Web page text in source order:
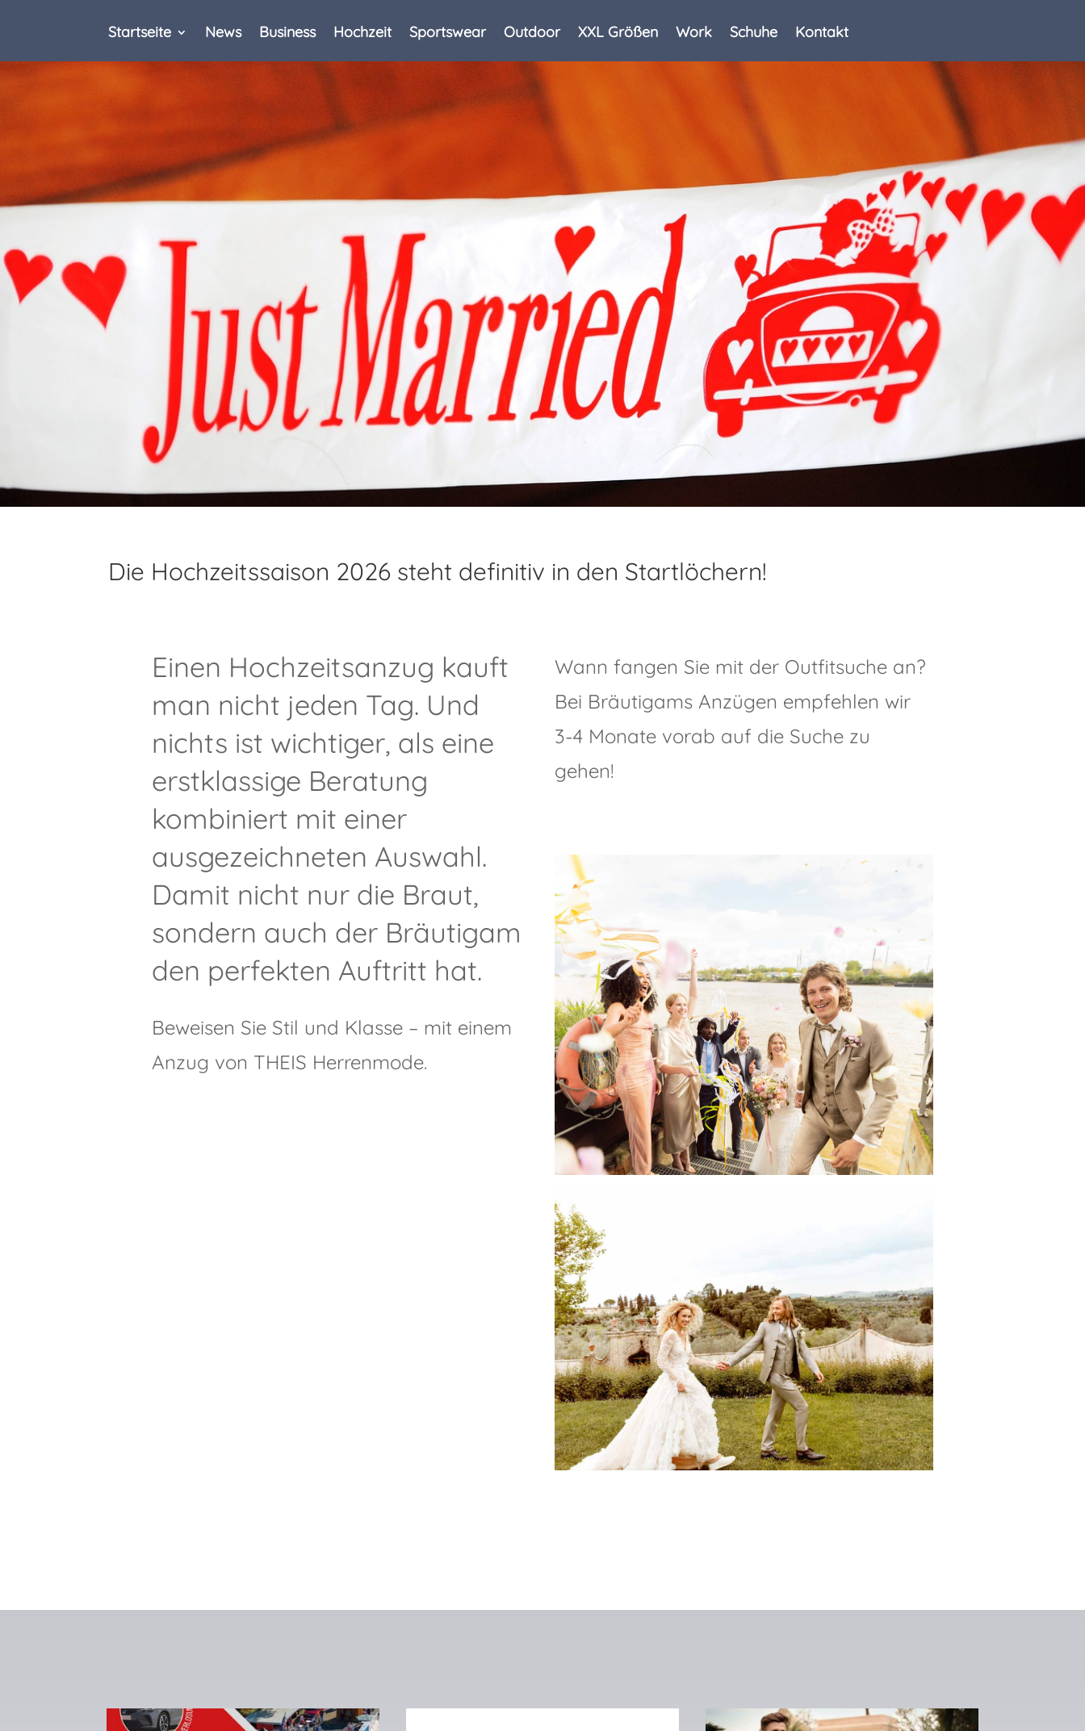
Startseite News Business Hochzeit Sportswear Outdoor XXL Größen Work Schuhe Kontakt
Die Hochzeitssaison 2026 steht definitiv in den Startlöchern!
Einen Hochzeitsanzug kauft
man nicht jeden Tag. Und
nichts ist wichtiger, als eine
erstklassige Beratung
kombiniert mit einer
ausgezeichneten Auswahl.
Damit nicht nur die Braut,
sondern auch der Bräutigam
den perfekten Auftritt hat.
Beweisen Sie Stil und Klasse – mit einem
Anzug von THEIS Herrenmode.
Wann fangen Sie mit der Outfitsuche an?
Bei Bräutigams Anzügen empfehlen wir
3-4 Monate vorab auf die Suche zu
gehen!